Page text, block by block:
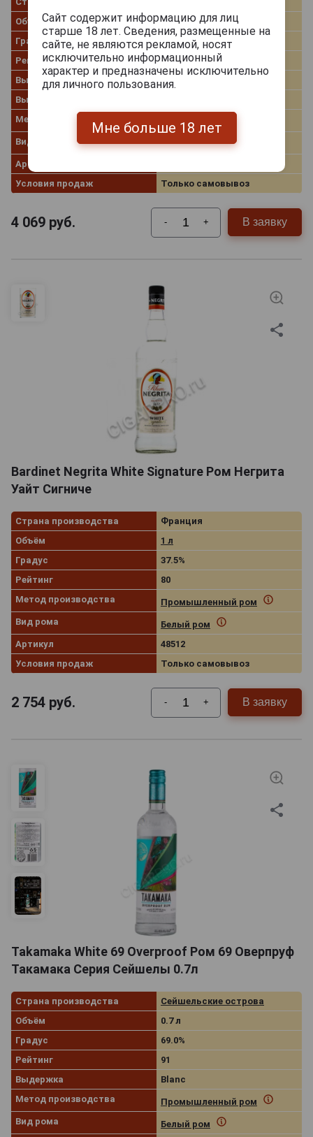
Объём
0.7 л
Градус
47.0%
Рейтинг
91
Выдержка лет
6
Выдержка
Метод производства
Промышленный ром
Вид рома
Белый ром
Артикул
Условия продаж
Только самовывоз
4 069 руб. - + В заявку
Bardinet Negrita White Signature Ром Негрита
Уайт Сигниче
Страна производства
Франция
Объём
1 л
Градус
37.5%
Рейтинг
80
Метод производства
Промышленный ром
Вид рома
Белый ром
Артикул
48512
Условия продаж
Только самовывоз
2 754 руб. - + В заявку
Takamaka White 69 Overproof Ром 69 Оверпруф
Такамака Серия Сейшелы 0.7л
Страна производства
Сейшельские острова
Объём
0.7 л
Градус
69.0%
Рейтинг
91
Выдержка
Blanc
Метод производства
Промышленный ром
Вид рома
Белый ром
Сайт содержит информацию для лиц
старше 18 лет. Сведения, размещенные на
сайте, не являются рекламой, носят
исключительно информационный
характер и предназначены исключительно
для личного пользования.
Мне больше 18 лет